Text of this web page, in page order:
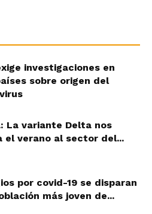
investigaciones en
sobre origen del
La variante Delta nos
el verano al sector del...
por covid-19 se disparan
más joven de...